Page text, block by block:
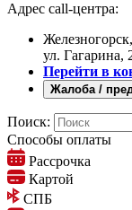
Адрес call-центра:
Железногорск,
ул. Гагарина,
Перейти в
Жалоба /
Поиск:
Способы оплаты
Рассрочка
Картой
СПБ